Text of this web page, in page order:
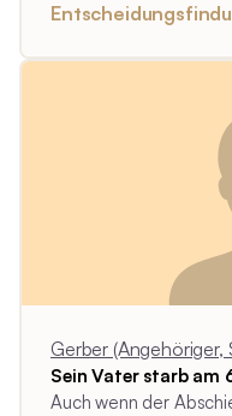
Gerber (Angehöriger,
Sein Vater starb am
Auch wenn der